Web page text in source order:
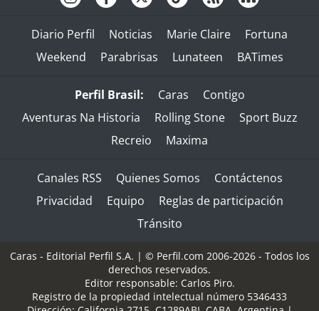
Diario Perfil Noticias Marie Claire
Fortuna
Weekend
Parabrisas Lunateen BATimes
Perfil Brasil: Caras
Contigo
Aventuras Na Historia
Rolling Stone
Sport Buzz
Recreio
Maxima
Canales RSS Quienes Somos
Contáctenos
Privacidad
Equipo
Reglas de participación
Tránsito
Caras - Editorial Perfil S.A. | © Perfil.com 2006-2026 - Todos los
derechos reservados.
Editor responsable: Carlos Piro.
Registro de la propiedad intelectual número 5346433